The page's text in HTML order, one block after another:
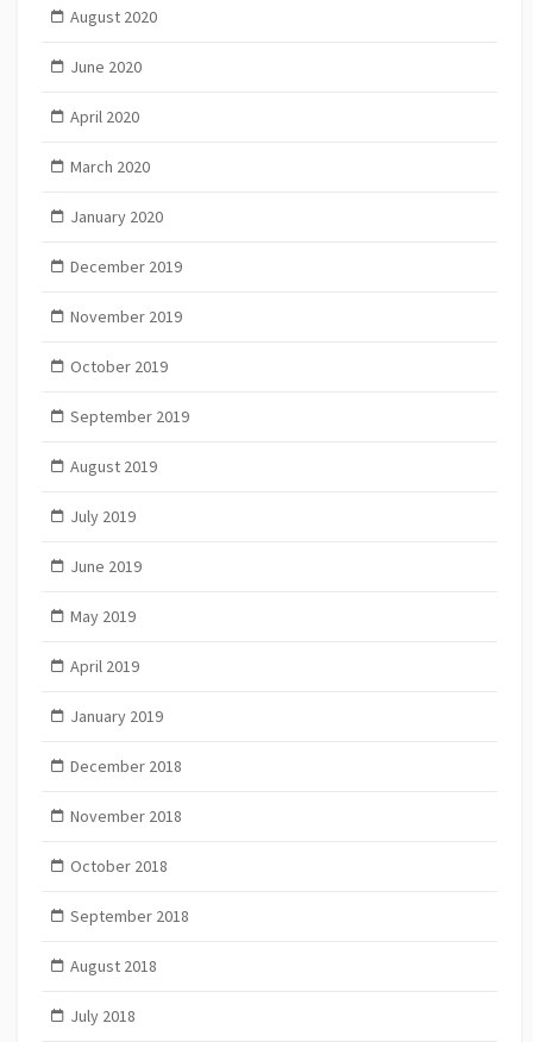
August 2020
June 2020
April 2020
March 2020
January 2020
December 2019
November 2019
October 2019
September 2019
August 2019
July 2019
June 2019
May 2019
April 2019
January 2019
December 2018
November 2018
October 2018
September 2018
August 2018
July 2018